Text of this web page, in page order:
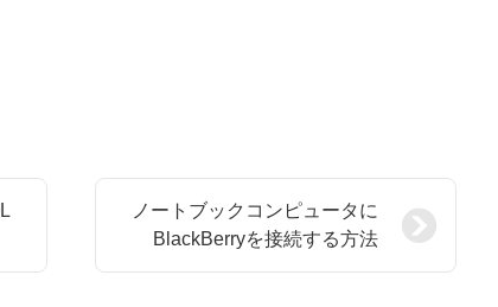
ノートブックコンピュータに
BlackBerryを接続する方法